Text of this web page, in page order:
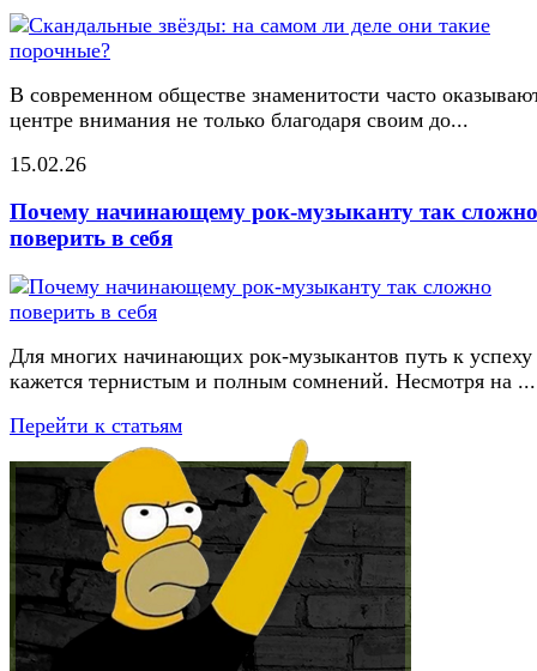
В современном обществе знаменитости часто
центре внимания не только благодаря своим до...
15.02.26
Почему начинающему рок-музыканту так сложно
поверить в себя
Для многих начинающих рок-музыкантов путь к успеху
кажется тернистым и полным сомнений. Несмотря на ...
Перейти к статьям